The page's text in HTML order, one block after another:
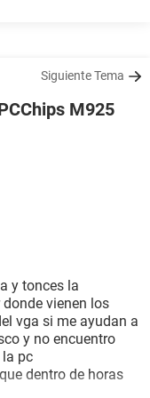
Siguiente Tema
M925
y tonces la
vienen los
vga si me ayudan a
y no encuentro
la pc
dentro de horas